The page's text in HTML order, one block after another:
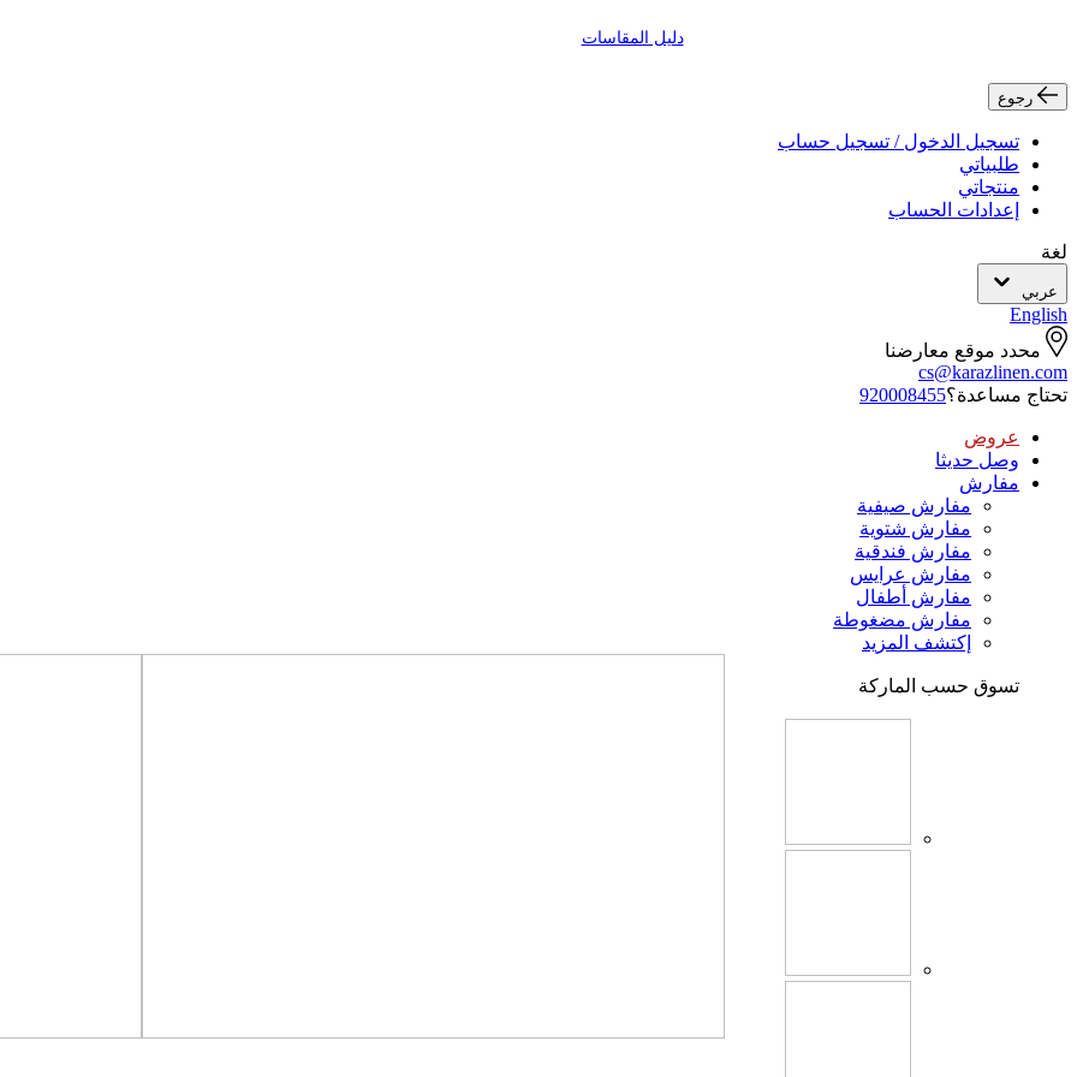
دليل المقاسات
رجوع
تسجيل الدخول / تسجيل حساب
طلبياتي
منتجاتي
إعدادات الحساب
لغة
عربي
English
محدد موقع معارضنا
cs@karazlinen.com
تحتاج مساعدة؟920008455
عروض
وصل حديثا
مفارش
مفارش صيفية
مفارش شتوية
مفارش فندقية
مفارش عرايس
مفارش أطفال
مفارش مضغوطة
إكتشف المزيد
تسوق حسب الماركة